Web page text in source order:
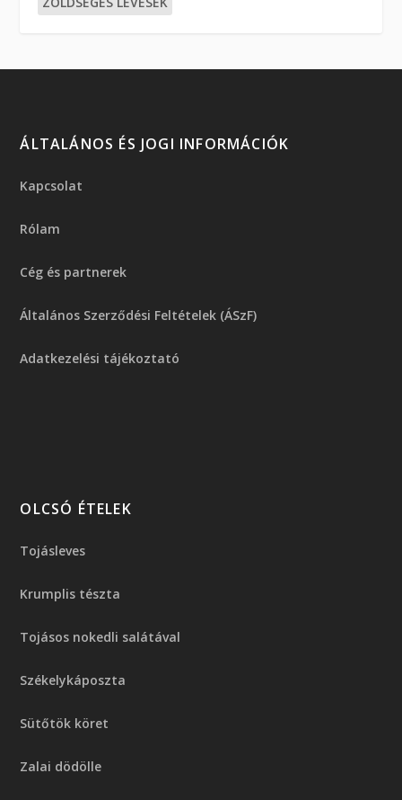
ÁLTALÁNOS ÉS JOGI INFORMÁCIÓK
Kapcsolat
Rólam
Cég és partnerek
Általános Szerződési Feltételek (ÁSzF)
Adatkezelési tájékoztató
OLCSÓ ÉTELEK
Tojásleves
Krumplis tészta
Tojásos nokedli salátával
Székelykáposzta
Sütőtök köret
Zalai dödölle